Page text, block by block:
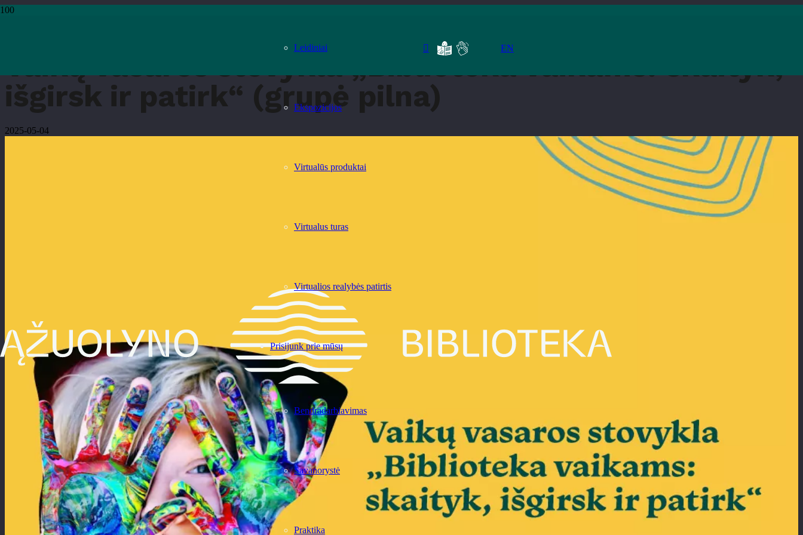
Leidiniai
Ekspozicijos
Virtualūs produktai
Virtualus turas
Virtualios realybės patirtis
Prisijunk prie mūsų
Bendradarbiavimas
Savanorystė
Praktika
EN
Pradžia
Vaikų vasaros stovykla „Biblioteka vaikams: skaityk,
išgirsk ir patirk“ (grupė pilna)
2025-05-04